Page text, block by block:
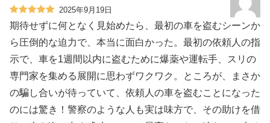
2025年9月19日
期待せずに何となく見始めたら、最初の車を盗むシーンか
ら圧倒的な迫力で、本当に面白かった。最初の依頼人の指
示で、車を1週間以内に盗むために爆薬や運転手、スリの
専門家を集める展開に思わずワクワク。ところが、まさか
の騙し合いが待っていて、依頼人の車を盗むことになった
のには驚き！警察のような人も実は味方で、その助けを借